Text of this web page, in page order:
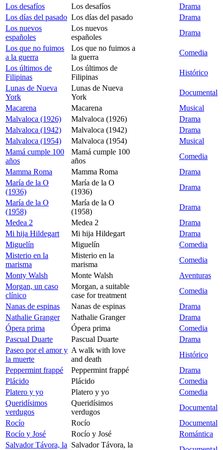
Los desafíos
Los desafíos
Drama
Los días del pasado Los días del pasado
Drama
Los nuevos
españoles
Los nuevos
españoles
Drama
Los que no fuimos
a la guerra
Los que no fuimos a
la guerra
Comedia
Los últimos de
Filipinas
Los últimos de
Filipinas
Histórico
Lunas de Nueva
York
Lunas de Nueva
York
Documental
Macarena
Macarena
Musical
Malvaloca (1926)
Malvaloca (1926)
Drama
Malvaloca (1942)
Malvaloca (1942)
Drama
Malvaloca (1954)
Malvaloca (1954)
Musical
Mamá cumple 100
años
Mamá cumple 100
años
Comedia
Mamma Roma
Mamma Roma
Drama
María de la O
(1936)
María de la O
(1936)
Drama
María de la O
(1958)
María de la O
(1958)
Drama
Medea 2
Medea 2
Drama
Mi hija Hildegart
Mi hija Hildegart
Drama
Miguelín
Miguelín
Comedia
Misterio en la
marisma
Misterio en la
marisma
Comedia
Monty Walsh
Monte Walsh
Aventuras
Morgan, un caso
clínico
Morgan, a suitable
case for treatment
Comedia
Nanas de espinas
Nanas de espinas
Drama
Nathalie Granger
Nathalie Granger
Drama
Ópera prima
Ópera prima
Comedia
Pascual Duarte
Pascual Duarte
Drama
Paseo por el amor y
la muerte
A walk with love
and death
Histórico
Peppermint frappé
Peppermint frappé
Drama
Plácido
Plácido
Comedia
Platero y yo
Platero y yo
Comedia
Queridísimos
verdugos
Queridísimos
verdugos
Documental
Rocío
Rocío
Documental
Rocío y José
Rocío y José
Romántica
Salvador Távora, la Salvador Távora, la